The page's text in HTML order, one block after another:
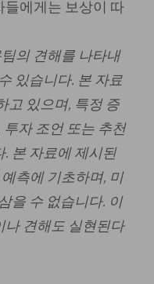
들에게는 보상이 따
의 견해를 나타내
있습니다. 본 자료
고 있으며, 특정 증
투자 조언 또는 추천
본 자료에 제시된
측에 기초하며, 미
을 수 없습니다. 이
나 견해도 실현된다